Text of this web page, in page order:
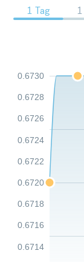
1 Tag
0.6714
0.6716
0.6718
0.6720
0.6722
0.6724
0.6726
0.6728
0.6730